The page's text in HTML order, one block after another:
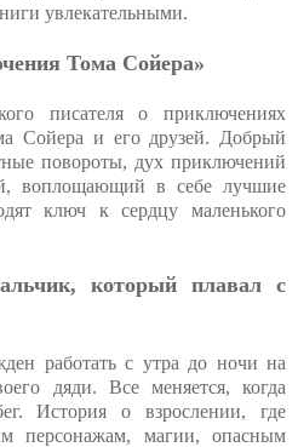
увлекательными.
Тома Сойера»
писателя о приключениях
Сойера и его друзей. Добрый
повороты, дух приключений
воплощающий в себе лучшие
ключ к сердцу маленького
который плавал с
работать с утра до ночи на
дяди. Все меняется, когда
История о взрослении, где
персонажам, магии, опасным